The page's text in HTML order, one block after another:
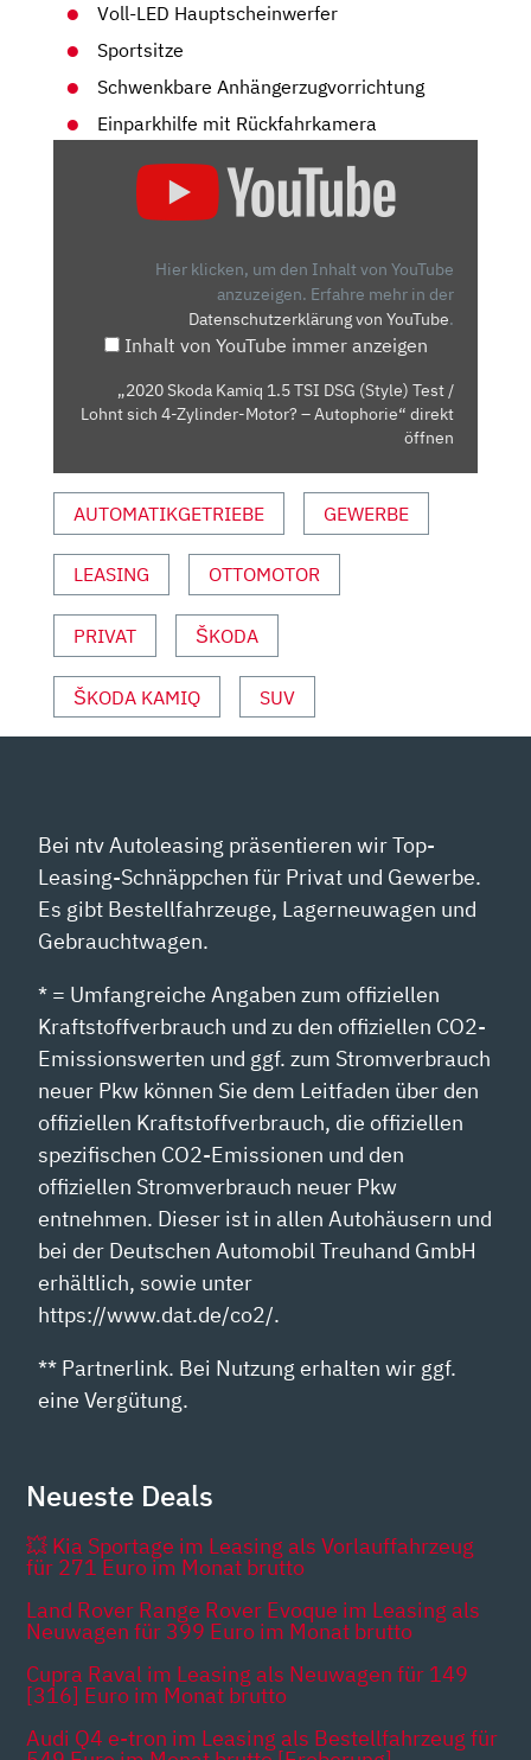
Voll-LED Hauptscheinwerfer
Sportsitze
Schwenkbare Anhängerzugvorrichtung
Einparkhilfe mit Rückfahrkamera
LOHNT
ZYLINDER-
MOTOR?
–
AUTOPHORIE“
YOUTUBE
ANZEIGEN
Hier klicken, um den Inhalt von YouTube
anzuzeigen. Erfahre mehr in der
Datenschutzerklärung von YouTube.
Inhalt von YouTube immer anzeigen
„2020 Skoda Kamiq 1.5 TSI DSG (Style) Test /
Lohnt sich 4-Zylinder-Motor? – Autophorie“ direkt
öffnen
AUTOMATIKGETRIEBE GEWERBE
LEASING OTTOMOTOR
PRIVAT ŠKODA
ŠKODA KAMIQ SUV
Bei ntv Autoleasing präsentieren wir Top-
Leasing-Schnäppchen für Privat und Gewerbe.
Es gibt Bestellfahrzeuge, Lagerneuwagen und
Gebrauchtwagen.
* = Umfangreiche Angaben zum offiziellen
Kraftstoffverbrauch und zu den offiziellen CO2-
Emissionswerten und ggf. zum Stromverbrauch
neuer Pkw können Sie dem Leitfaden über den
offiziellen Kraftstoffverbrauch, die offiziellen
spezifischen CO2-Emissionen und den
offiziellen Stromverbrauch neuer Pkw
entnehmen. Dieser ist in allen Autohäusern und
bei der Deutschen Automobil Treuhand GmbH
erhältlich, sowie unter
https://www.dat.de/co2/.
** Partnerlink. Bei Nutzung erhalten wir ggf.
eine Vergütung.
Neueste Deals
💥 Kia Sportage im Leasing als Vorlauffahrzeug
für 271 Euro im Monat brutto
Land Rover Range Rover Evoque im Leasing als
Neuwagen für 399 Euro im Monat brutto
Cupra Raval im Leasing als Neuwagen für 149
[316] Euro im Monat brutto
Audi Q4 e-tron im Leasing als Bestellfahrzeug für